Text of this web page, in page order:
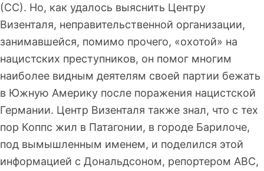
(СС). Но, как удалось выяснить Центру
Визенталя, неправительственной организации,
занимавшейся, помимо прочего, «охотой» на
нацистских преступников, он помог многим
наиболее видным деятелям своей партии бежать
в Южную Америку после поражения нацистской
Германии. Центр Визенталя также знал, что с тех
пор Коппс жил в Патагонии, в городе Барилоче,
под вымышленным именем, и поделился этой
информацией с Дональдсоном, репортером ABC,